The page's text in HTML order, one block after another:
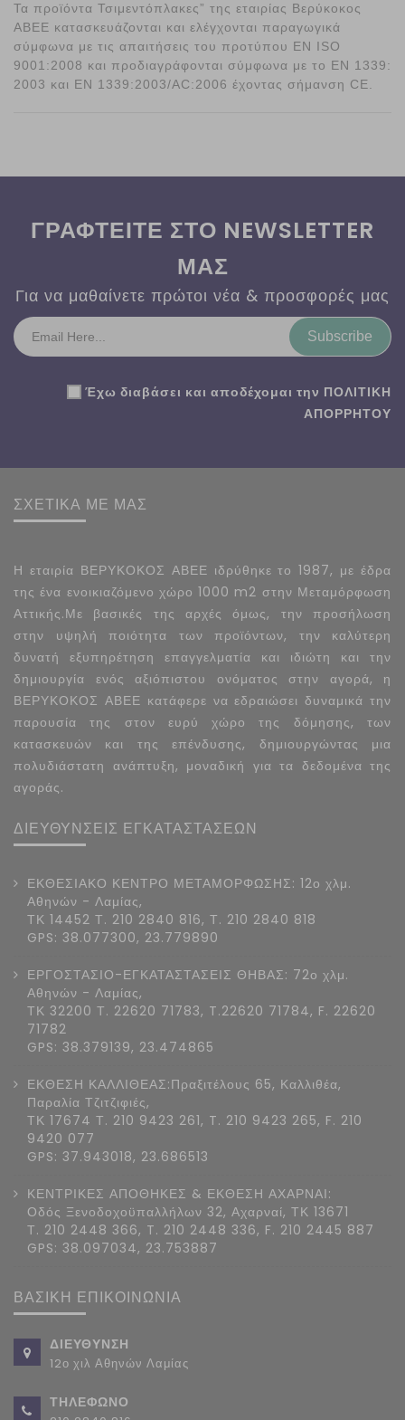
Τα προϊόντα Τσιμεντόπλακες” της εταιρίας Βερύκοκος
ΑΒΕΕ κατασκευάζονται και ελέγχονται παραγωγικά
σύμφωνα με τις απαιτήσεις του προτύπου EN ISO
9001:2008 και προδιαγράφονται σύμφωνα με το EN 1339:
2003 και EN 1339:2003/AC:2006 έχοντας σήμανση CE.
ΓΡΑΦΤΕΙΤΕ ΣΤΟ NEWSLETTER
ΜΑΣ
Για να μαθαίνετε πρώτοι νέα & προσφορές μας
Subscribe
Έχω διαβάσει και αποδέχομαι την ΠΟΛΙΤΙΚΗ
ΑΠΟΡΡΗΤΟΥ
ΣΧΕΤΙΚΑ ΜΕ ΜΑΣ
Η εταιρία ΒΕΡΥΚΟΚΟΣ ΑΒΕΕ ιδρύθηκε το 1987, με έδρα
της ένα ενοικιαζόμενο χώρο 1000 m2 στην Μεταμόρφωση
Αττικής.Με βασικές της αρχές όμως, την προσήλωση
στην υψηλή ποιότητα των προϊόντων, την καλύτερη
δυνατή εξυπηρέτηση επαγγελματία και ιδιώτη και την
δημιουργία ενός αξιόπιστου ονόματος στην αγορά, η
ΒΕΡΥΚΟΚΟΣ ΑΒΕΕ κατάφερε να εδραιώσει δυναμικά την
παρουσία της στον ευρύ χώρο της δόμησης, των
κατασκευών και της επένδυσης, δημιουργώντας μια
πολυδιάστατη ανάπτυξη, μοναδική για τα δεδομένα της
αγοράς.
ΔΙΕΥΘΥΝΣΕΙΣ ΕΓΚΑΤΑΣΤΑΣΕΩΝ
ΕΚΘΕΣΙΑΚΟ ΚΕΝΤΡΟ ΜΕΤΑΜΟΡΦΩΣΗΣ: 12ο χλμ.
Αθηνών - Λαμίας,
ΤΚ 14452 Τ. 210 2840 816, Τ. 210 2840 818
GPS: 38.077300, 23.779890
ΕΡΓΟΣΤΑΣΙΟ-ΕΓΚΑΤΑΣΤΑΣΕΙΣ ΘΗΒΑΣ: 72ο χλμ.
Αθηνών - Λαμίας,
ΤΚ 32200 Τ. 22620 71783, T.22620 71784, F. 22620
71782
GPS: 38.379139, 23.474865
ΕΚΘΕΣΗ ΚΑΛΛΙΘΕΑΣ:Πραξιτέλους 65, Καλλιθέα,
Παραλία Τζιτζιφιές,
ΤΚ 17674 Τ. 210 9423 261, T. 210 9423 265, F. 210
9420 077
GPS: 37.943018, 23.686513
ΚΕΝΤΡΙΚΕΣ ΑΠΟΘΗΚΕΣ & ΕΚΘΕΣΗ ΑΧΑΡΝΑΙ:
Οδός Ξενοδοχοϋπαλλήλων 32, Αχαρναί, ΤΚ 13671
Τ. 210 2448 366, T. 210 2448 336, F. 210 2445 887
GPS: 38.097034, 23.753887
ΒΑΣΙΚΗ ΕΠΙΚΟΙΝΩΝΙΑ
ΔΙΕΥΘΥΝΣΗ
12ο χιλ Αθηνών Λαμίας
ΤΗΛΕΦΩΝΟ